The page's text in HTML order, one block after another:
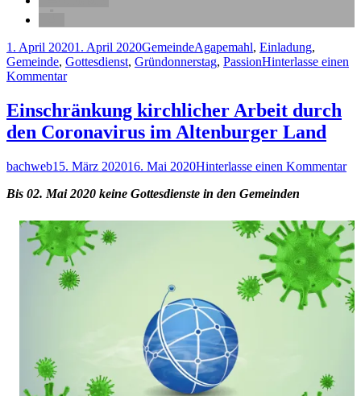
Veröffentlicht
am
1. April 20201. April 2020Kategorien
GemeindeSchlagwörter
Agapemahl, Einladung,
Gemeinde, Gottesdienst, Gründonnerstag, PassionHinterlasse einen
Kommentarzu
zum
Online-
Agapemahl
Gründonnerstag
09.04.2020
um
Uhr
Einschränkung kirchlicher Arbeit durch
den Coronavirus im Altenburger Land
Autor
bachwebVeröffentlicht
15. März 202016. Mai 2020Hinterlasse einen Kommentarzu
im
Bis 02. Mai 2020 keine Gottesdienste in den Gemeinden